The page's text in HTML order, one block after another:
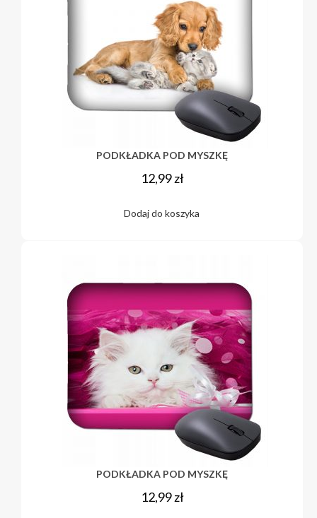
PODKŁADKA POD MYSZKĘ
12,99zł
Dodaj do koszyka
PODKŁADKA POD MYSZKĘ
12,99zł